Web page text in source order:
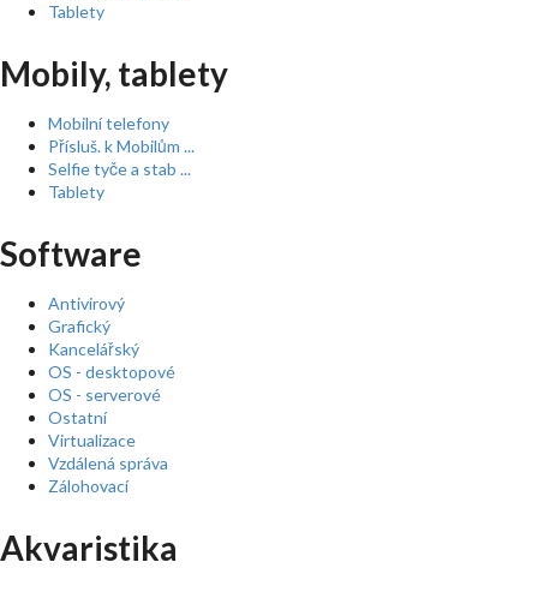
Tablety
Mobily, tablety
Mobilní telefony
Přísluš. k Mobilům ...
Selfie tyče a stab ...
Tablety
Software
Antivirový
Grafický
Kancelářský
OS - desktopové
OS - serverové
Ostatní
Virtualizace
Vzdálená správa
Zálohovací
Akvaristika